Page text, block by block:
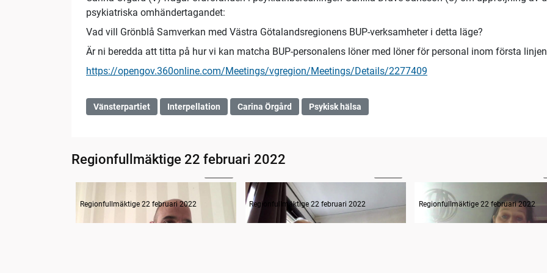
psykiatriska omhändertagandet:
Vad vill Grönblå Samverkan med Västra Götalandsregionens BUP-verksamheter i detta läge?
Är ni beredda att titta på hur vi kan matcha BUP-personalens löner med löner för personal inom första
https://opengov.360online.com/Meetings/vgregion/Meetings/Details/2277409
Vänsterpartiet Interpellation Carina Örgård Psykisk hälsa
Regionfullmäktige 22 februari 2022
Regionfullmäktige 22 februari 2022 Regionfullmäktige 22 februari 2022 Regionfullmäktige 22 februari 2022